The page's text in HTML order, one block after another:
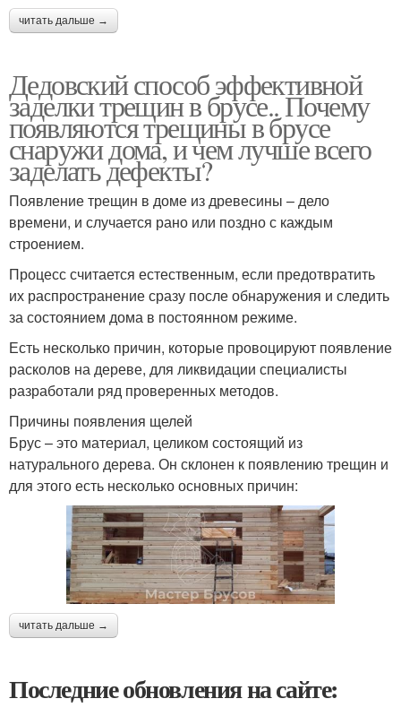
читать дальше →
Дедовский способ эффективной
заделки трещин в брусе.. Почему
появляются трещины в брусе
снаружи дома, и чем лучше всего
заделать дефекты?
Появление трещин в доме из древесины – дело
времени, и случается рано или поздно с каждым
строением.
Процесс считается естественным, если предотвратить
их распространение сразу после обнаружения и следить
за состоянием дома в постоянном режиме.
Есть несколько причин, которые провоцируют появление
расколов на дереве, для ликвидации специалисты
разработали ряд проверенных методов.
Причины появления щелей
Брус – это материал, целиком состоящий из
натурального дерева. Он склонен к появлению трещин и
для этого есть несколько основных причин:
читать дальше →
Последние обновления на сайте: